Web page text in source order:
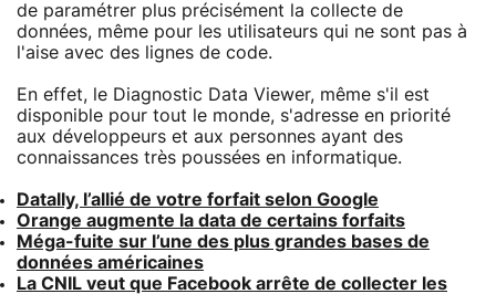
de paramétrer plus précisément la collecte de
données, même pour les utilisateurs qui ne sont pas à
l'aise avec des lignes de code.
En effet, le Diagnostic Data Viewer, même s'il est
disponible pour tout le monde, s'adresse en priorité
aux développeurs et aux personnes ayant des
connaissances très poussées en informatique.
Datally, l’allié de votre forfait selon Google
Orange augmente la data de certains forfaits
Méga-fuite sur l’une des plus grandes bases de
données américaines
La CNIL veut que Facebook arrête de collecter les